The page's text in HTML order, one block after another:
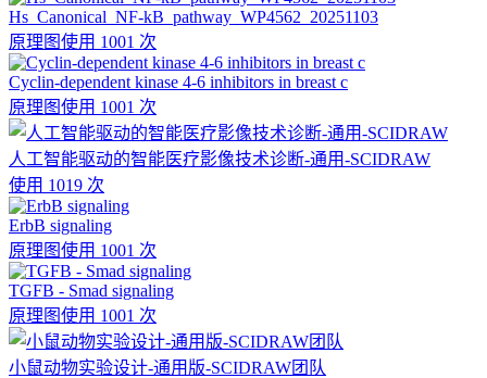
Hs_Canonical_NF-kB_pathway_WP4562_20251103
原理图使用 1001 次
Cyclin-dependent kinase 4-6 inhibitors in breast c
原理图使用 1001 次
人工智能驱动的智能医疗影像技术诊断-通用-SCIDRAW
使用 1019 次
ErbB signaling
原理图使用 1001 次
TGFB - Smad signaling
原理图使用 1001 次
小鼠动物实验设计-通用版-SCIDRAW团队